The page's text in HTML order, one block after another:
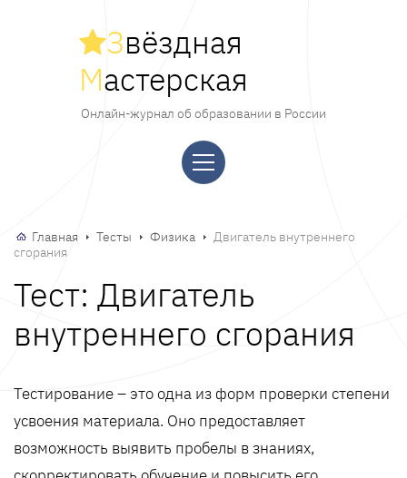
Звёздная
Мастерская
Онлайн-журнал об образовании в России
Главная Тесты Физика
Двигатель внутреннего
сгорания
Тест: Двигатель
внутреннего сгорания
Тестирование – это одна из форм проверки степени
усвоения материала. Оно предоставляет
возможность выявить пробелы в знаниях,